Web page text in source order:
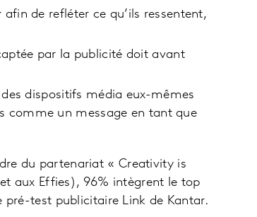
afin de refléter ce qu’ils ressentent,
par la publicité doit avant
dispositifs média eux-mêmes
comme un message en tant que
du partenariat « Creativity is
aux Effies), 96% intègrent le top
pré-test publicitaire Link de Kantar.